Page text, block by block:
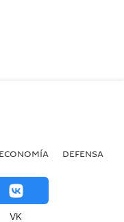
ECONOMÍA DEFENSA
VK